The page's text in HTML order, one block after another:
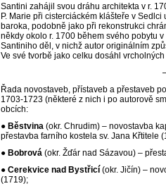
Santini zahájil svou dráhu architekta v r.
P. Marie při cisterciáckém klášteře v
baroka, podobně jako při rekonstrukci
někdy okolo r. 1700 během svého pobytu
Santiniho děl, v nichž autor originálním
Ve své tvorbě jako celku dosáhl
Řada novostaveb, přístaveb a přestaveb
1703-1723 (některé z nich i po autorově
obcích:
● Běstvina (okr. Chrudim) – novostavba
přestavba farního kostela sv. Jana Křtitele
● Bobrová (okr. Žďár nad Sázavou) –
● Cerekvice nad Bystřicí (okr. Jičín) –
(1719);